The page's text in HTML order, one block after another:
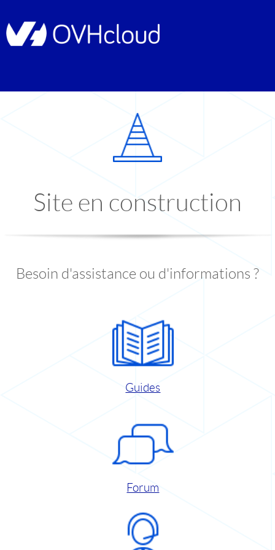
Site en construction
Besoin d'assistance ou d'informations ?
Guides
Forum